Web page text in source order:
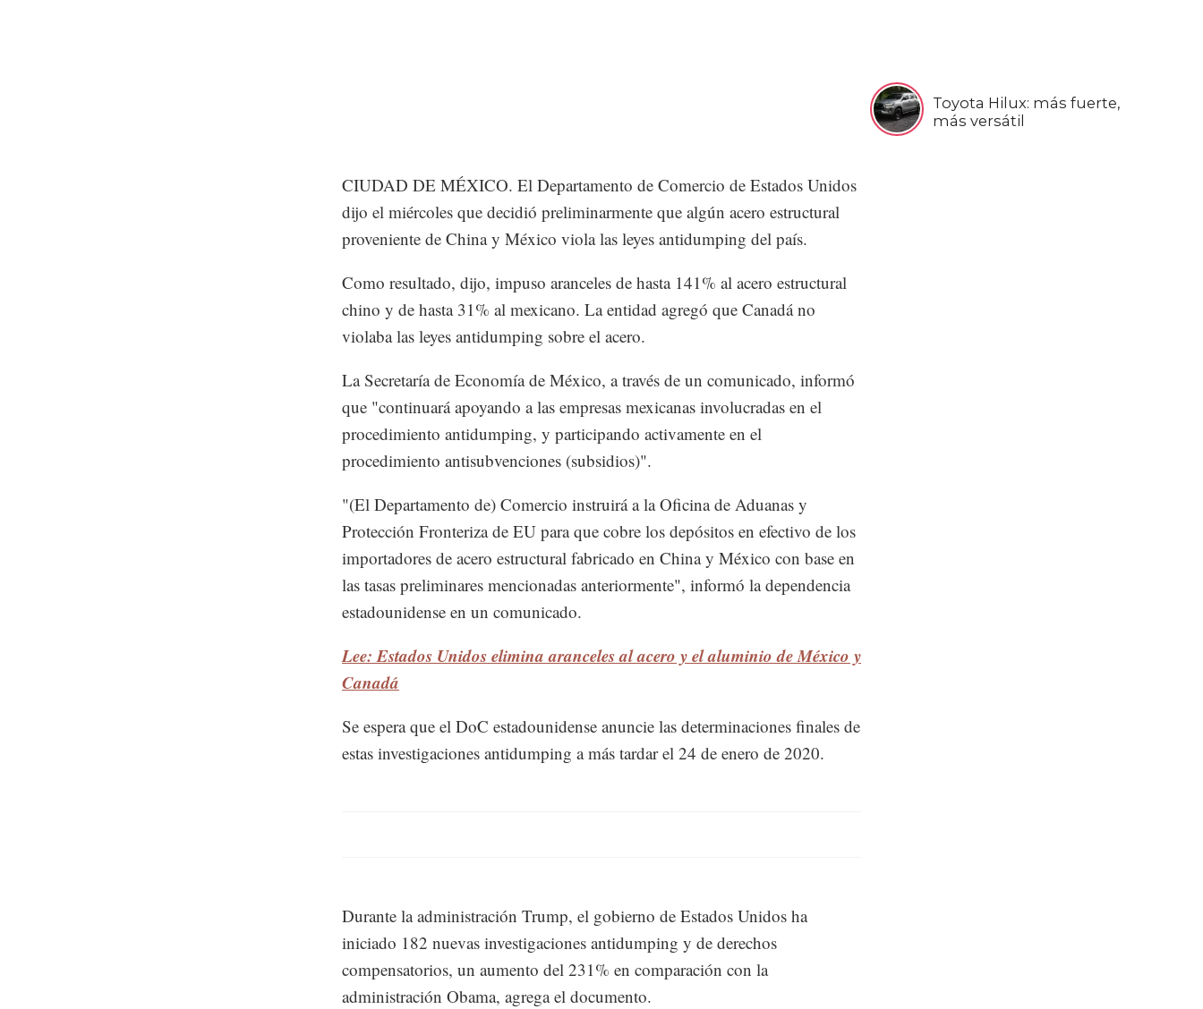
Toyota Hilux: más fuerte,
más versátil
CIUDAD DE MÉXICO. El Departamento de Comercio de Estados Unidos
dijo el miércoles que decidió preliminarmente que algún acero estructural
proveniente de China y México viola las leyes antidumping del país.
Como resultado, dijo, impuso aranceles de hasta 141% al acero estructural
chino y de hasta 31% al mexicano. La entidad agregó que Canadá no
violaba las leyes antidumping sobre el acero.
La Secretaría de Economía de México, a través de un comunicado, informó
que "continuará apoyando a las empresas mexicanas involucradas en el
procedimiento antidumping, y participando activamente en el
procedimiento antisubvenciones (subsidios)".
"(El Departamento de) Comercio instruirá a la Oficina de Aduanas y
Protección Fronteriza de EU para que cobre los depósitos en efectivo de los
importadores de acero estructural fabricado en China y México con base en
las tasas preliminares mencionadas anteriormente", informó la dependencia
estadounidense en un comunicado.
Lee: Estados Unidos elimina aranceles al acero y el aluminio de México y
Canadá
Se espera que el DoC estadounidense anuncie las determinaciones finales de
estas investigaciones antidumping a más tardar el 24 de enero de 2020.
Durante la administración Trump, el gobierno de Estados Unidos ha
iniciado 182 nuevas investigaciones antidumping y de derechos
compensatorios, un aumento del 231% en comparación con la
administración Obama, agrega el documento.